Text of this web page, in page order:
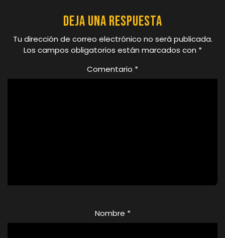
Deja una respuesta
Tu dirección de correo electrónico no será publicada.
Los campos obligatorios están marcados con *
Comentario *
Nombre *